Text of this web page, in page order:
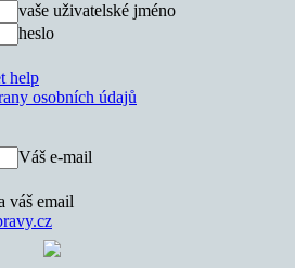
vaše uživatelské jméno
heslo
help
osobních údajů
Váš e-mail
váš email